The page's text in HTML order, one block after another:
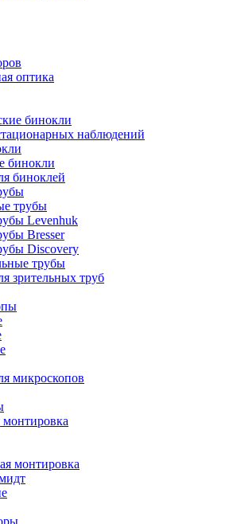
оптика
бинокли
наблюдений
бинокли
биноклей
трубы
Levenhuk
Bresser
Discovery
трубы
зрительных труб
микроскопов
монтировка
монтировка